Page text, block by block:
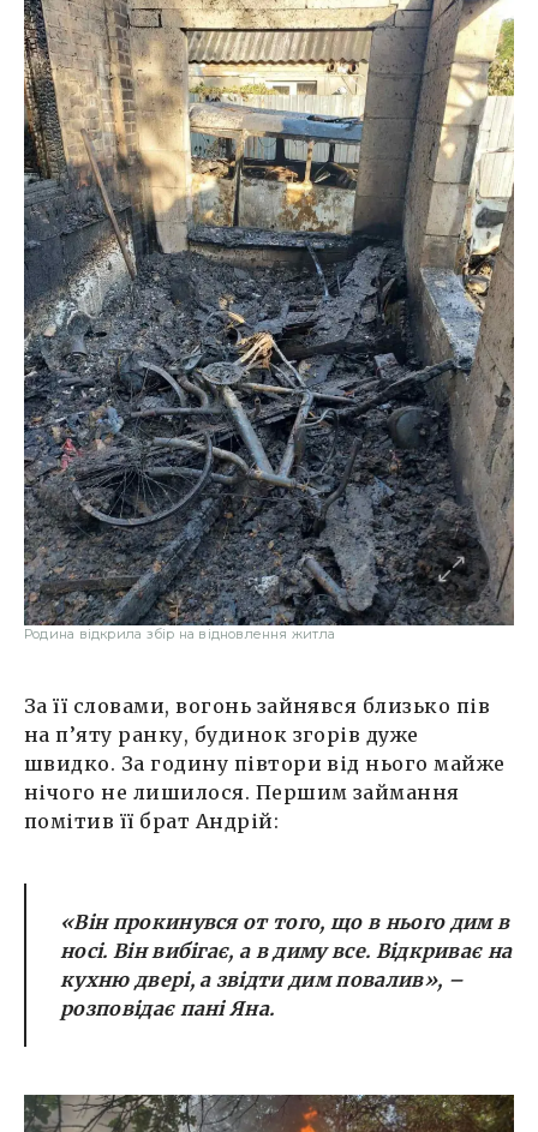
Родина відкрила збір на відновлення житла
За її словами, вогонь зайнявся близько пів
на п’яту ранку, будинок згорів дуже
швидко. За годину півтори від нього майже
нічого не лишилося. Першим займання
помітив її брат Андрій:
«Він прокинувся от того, що в нього дим в
носі. Він вибігає, а в диму все. Відкриває на
кухню двері, а звідти дим повалив», –
розповідає пані Яна.